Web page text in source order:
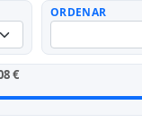
ORDENAR
€